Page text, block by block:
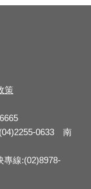
策
0633 南
專線:(02)8978-